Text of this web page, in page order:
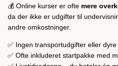
💰 Online kurser er ofte mere
da der ikke er udgifter til
andre omkostninger.
✅ Ingen transportudgifter eller
✅ Ofte inkluderet startpakke med